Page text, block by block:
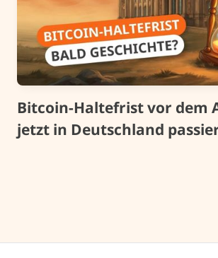
Bitcoin-Haltefrist vor dem
jetzt in Deutschland